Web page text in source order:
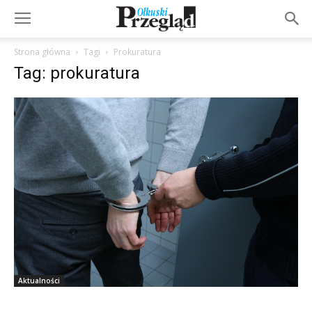
Strona główna Tagi Prokuratura
Tag: prokuratura
Aktualności